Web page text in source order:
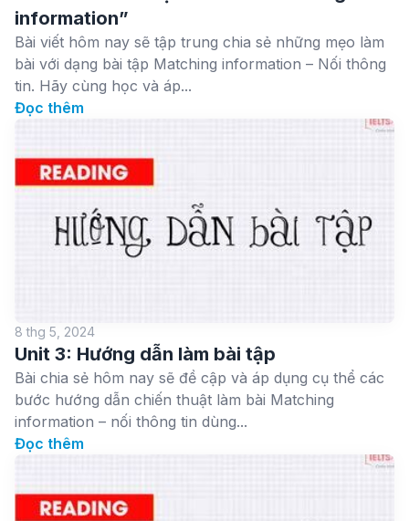
information”
Bài viết hôm nay sẽ tập trung chia sẻ những mẹo làm
bài với dạng bài tập Matching information – Nối thông
tin. Hãy cùng học và áp...
Đọc thêm
8 thg 5, 2024
Unit 3: Hướng dẫn làm bài tập
Bài chia sẻ hôm nay sẽ đề cập và áp dụng cụ thể các
bước hướng dẫn chiến thuật làm bài Matching
information – nối thông tin dùng...
Đọc thêm